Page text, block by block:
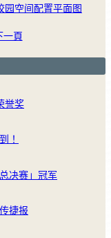
空间配置平面图
一頁
誉奖
！
决赛」冠军
捷报